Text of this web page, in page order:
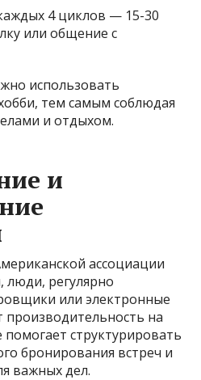
4 циклов — 15-30
или общение с
использовать
тем самым соблюдая
и отдыхом.
и
ассоциации
люди, регулярно
или электронные
на
структурировать
бронирования встреч и
важных дел.